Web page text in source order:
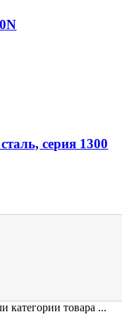
серия 1300
категории товара ...